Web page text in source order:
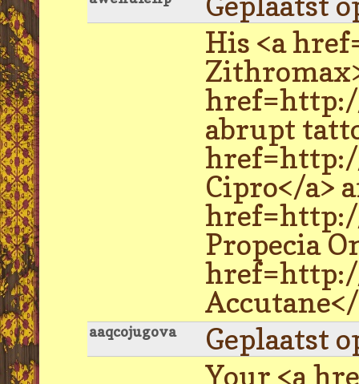
His <a
abrupt
Cipro</a>
Propecia
aaqcojugova
Geplaatst
Your <a